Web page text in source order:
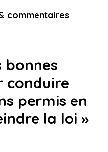
commentaires
bonnes
conduire
permis en
la loi »